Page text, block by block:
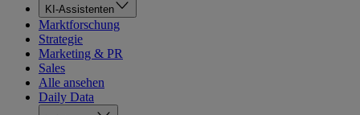
KI-Assistenten
Marktforschung
Strategie
Marketing & PR
Sales
Alle ansehen
Daily Data